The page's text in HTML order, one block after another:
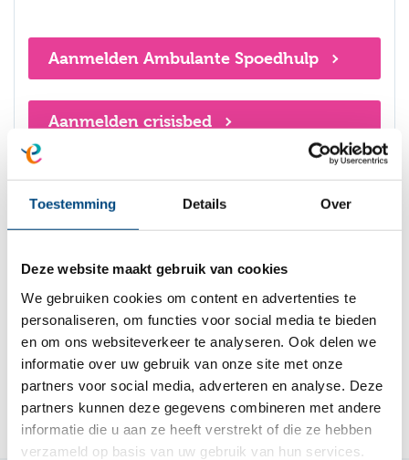
Toestemming Details Over
Deze website maakt gebruik van cookies
We gebruiken cookies om content en advertenties te
personaliseren, om functies voor social media te bieden
en om ons websiteverkeer te analyseren. Ook delen we
informatie over uw gebruik van onze site met onze
partners voor social media, adverteren en analyse. Deze
partners kunnen deze gegevens combineren met andere
informatie die u aan ze heeft verstrekt of die ze hebben
verzameld op basis van uw gebruik van hun services.
Aanmelden Ambulante Spoedhulp
Aanmelden crisisbed
Aanmelden verblijf
zelfstandigheid (WGOZ)
Aanmelden alle andere zorgvormen